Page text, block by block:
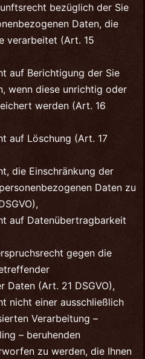
bezüglich der Sie
Daten, die
verarbeitet (Art. 15
auf Berichtigung der Sie
wenn diese unrichtig oder
werden (Art. 16
auf Löschung (Art. 17
die Einschränkung der
Daten zu
auf Datenübertragbarkeit
gegen die
Daten (Art. 21 DSGVO),
nicht einer ausschließlich
Verarbeitung –
– beruhenden
zu werden, die Ihnen